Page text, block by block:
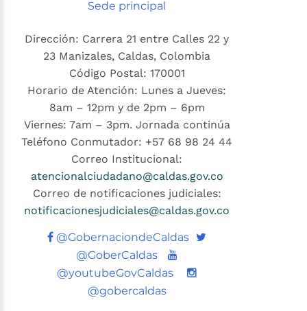
Sede principal
Dirección: Carrera 21 entre Calles 22 y
23 Manizales, Caldas, Colombia
Código Postal: 170001
Horario de Atención: Lunes a Jueves:
8am – 12pm y de 2pm – 6pm
Viernes: 7am – 3pm. Jornada continúa
Teléfono Conmutador: +57 68 98 24 44
Correo Institucional:
atencionalciudadano@caldas.gov.co
Correo de notificaciones judiciales:
notificacionesjudiciales@caldas.gov.co
@GobernaciondeCaldas Twitter
@GoberCaldas
Youtube
@youtubeGovCaldas
@gobercaldas